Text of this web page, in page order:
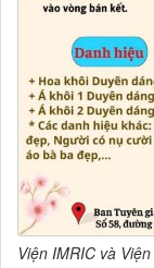
Viện IMRIC và